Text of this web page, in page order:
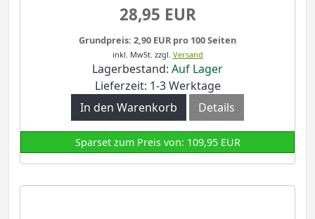
28,95 EUR
Grundpreis: 2,90 EUR pro 100 Seiten
inkl. MwSt. zzgl. Versand
Lagerbestand: Auf Lager
Lieferzeit: 1-3 Werktage
In den Warenkorb
Details
Sparset zum Preis von: 109,95 EUR